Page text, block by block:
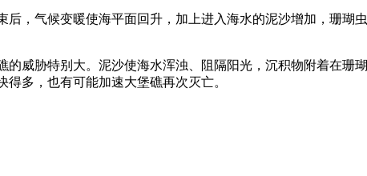
后，气候变暖使海平面回升，加上进入海水的泥沙增加，珊
的威胁特别大。泥沙使海水浑浊、阻隔阳光，沉积物附着在
多，也有可能加速大堡礁再次灭亡。